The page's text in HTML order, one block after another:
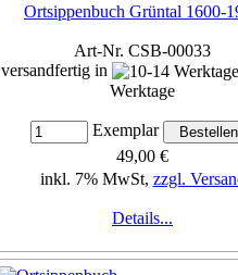
Ortsippenbuch Grüntal 1600-
Art-Nr. CSB-00033
versandfertig in
Werktage
Exemplar
49,00 €
inkl. 7% MwSt, zzgl.
Details...